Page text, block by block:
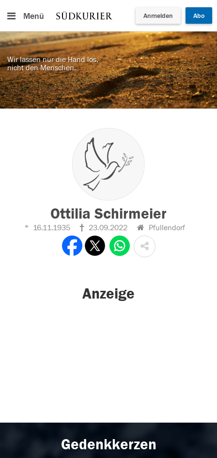
Menü Anmelden Abo
Wir lassen nur die Hand los,
nicht den Menschen.
Ottilia Schirmeier
16.11.1935 23.09.2022 Pfullendorf
Anzeige
Gedenkkerzen